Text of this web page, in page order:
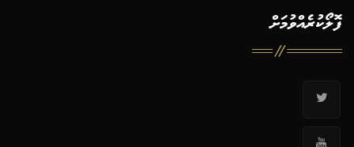
ފޮލޯކުރެއްވުމަށް